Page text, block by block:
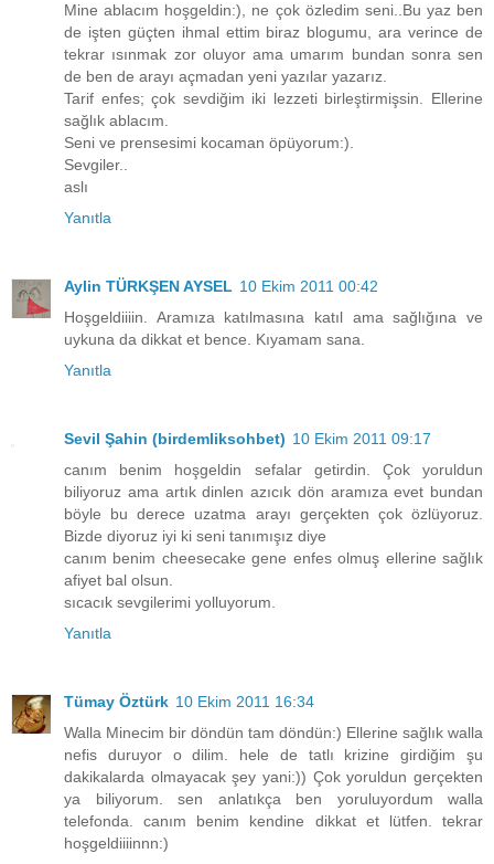
Mine ablacım hoşgeldin:), ne çok özledim seni..Bu yaz ben
de işten güçten ihmal ettim biraz blogumu, ara verince de
tekrar ısınmak zor oluyor ama umarım bundan sonra sen
de ben de arayı açmadan yeni yazılar yazarız.
Tarif enfes; çok sevdiğim iki lezzeti birleştirmişsin. Ellerine
sağlık ablacım.
Seni ve prensesimi kocaman öpüyorum:).
Sevgiler..
aslı
Yanıtla
Aylin TÜRKŞEN AYSEL 10 Ekim 2011 00:42
Hoşgeldiiiin. Aramıza katılmasına katıl ama sağlığına ve
uykuna da dikkat et bence. Kıyamam sana.
Yanıtla
Sevil Şahin (birdemliksohbet) 10 Ekim 2011 09:17
canım benim hoşgeldin sefalar getirdin. Çok yoruldun
biliyoruz ama artık dinlen azıcık dön aramıza evet bundan
böyle bu derece uzatma arayı gerçekten çok özlüyoruz.
Bizde diyoruz iyi ki seni tanımışız diye
canım benim cheesecake gene enfes olmuş ellerine sağlık
afiyet bal olsun.
sıcacık sevgilerimi yolluyorum.
Yanıtla
Tümay Öztürk 10 Ekim 2011 16:34
Walla Minecim bir döndün tam döndün:) Ellerine sağlık walla
nefis duruyor o dilim. hele de tatlı krizine girdiğim şu
dakikalarda olmayacak şey yani:)) Çok yoruldun gerçekten
ya biliyorum. sen anlatıkça ben yoruluyordum walla
telefonda. canım benim kendine dikkat et lütfen. tekrar
hoşgeldiiiinnn:)